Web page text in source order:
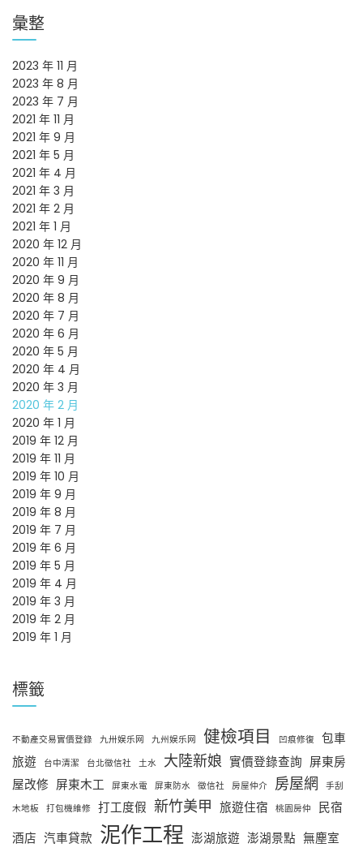
彙整
2023 年 11 月
2023 年 8 月
2023 年 7 月
2021 年 11 月
2021 年 9 月
2021 年 5 月
2021 年 4 月
2021 年 3 月
2021 年 2 月
2021 年 1 月
2020 年 12 月
2020 年 11 月
2020 年 9 月
2020 年 8 月
2020 年 7 月
2020 年 6 月
2020 年 5 月
2020 年 4 月
2020 年 3 月
2020 年 2 月
2020 年 1 月
2019 年 12 月
2019 年 11 月
2019 年 10 月
2019 年 9 月
2019 年 8 月
2019 年 7 月
2019 年 6 月
2019 年 5 月
2019 年 4 月
2019 年 3 月
2019 年 2 月
2019 年 1 月
標籤
不動產交易實價登錄 九卅娱乐网 九州娱乐网 健檢項目 凹痕修復
包車
旅遊
台中清潔 台北徵信社 土水 大陸新娘 實價登錄查詢 屏東房
屋改修 屏東木工 屏東水電 屏東防水 徵信社 房屋仲介 房屋網
手刮
木地板
打包機維修 打工度假 新竹美甲 旅遊住宿 桃園房仲
民宿
酒店 汽車貸款 泥作工程 澎湖旅遊 澎湖景點 無塵室